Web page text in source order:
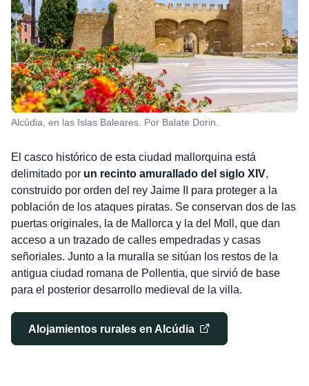
Alcúdia, en las Islas Baleares. Por Balate Dorin.
El casco histórico de esta ciudad mallorquina está
delimitado por un recinto amurallado del siglo XIV,
construido por orden del rey Jaime II para proteger a la
población de los ataques piratas. Se conservan dos de las
puertas originales, la de Mallorca y la del Moll, que dan
acceso a un trazado de calles empedradas y casas
señoriales. Junto a la muralla se sitúan los restos de la
antigua ciudad romana de Pollentia, que sirvió de base
para el posterior desarrollo medieval de la villa.
Alojamientos rurales en Alcúdia